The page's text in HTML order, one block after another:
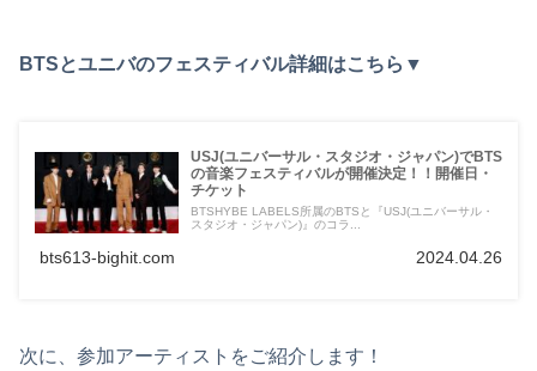
BTSとユニバのフェスティバル詳細はこちら▼
USJ(ユニバーサル・スタジオ・ジャパン)でBTS
の音楽フェスティバルが開催決定！！開催日・
チケット
BTSHYBE LABELS所属のBTSと『USJ(ユニバーサル・
スタジオ・ジャパン)』のコラ...
bts613-bighit.com 2024.04.26
次に、参加アーティストをご紹介します！